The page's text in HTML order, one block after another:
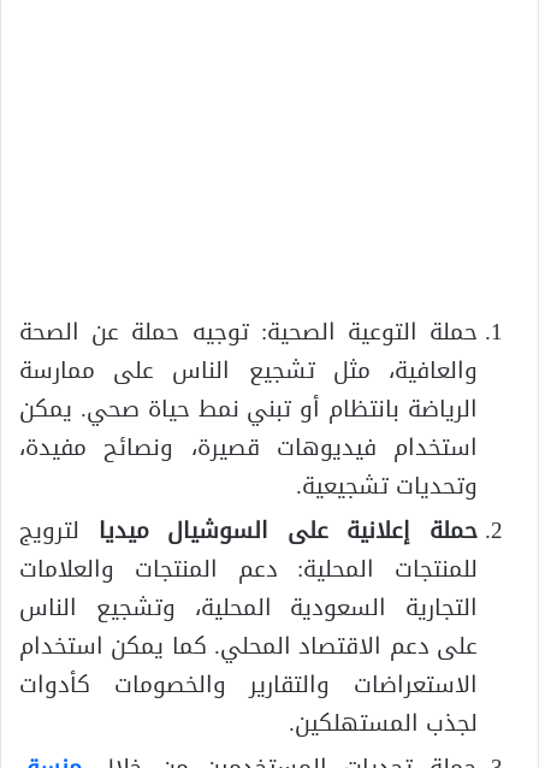
حملة التوعية الصحية: توجيه حملة عن الصحة
والعافية، مثل تشجيع الناس على ممارسة
الرياضة بانتظام أو تبني نمط حياة صحي. يمكن
استخدام فيديوهات قصيرة، ونصائح مفيدة،
وتحديات تشجيعية.
حملة إعلانية على السوشيال ميديا لترويج
للمنتجات المحلية: دعم المنتجات والعلامات
التجارية السعودية المحلية، وتشجيع الناس
على دعم الاقتصاد المحلي. كما يمكن استخدام
الاستعراضات والتقارير والخصومات كأدوات
لجذب المستهلكين.